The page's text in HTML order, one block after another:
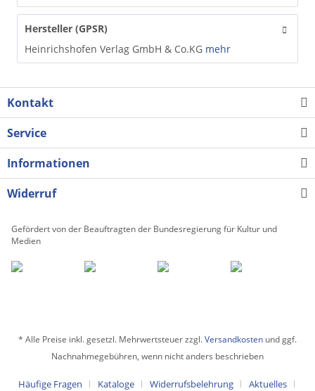
Hersteller (GPSR)
Heinrichshofen Verlag GmbH & Co.KG mehr
Kontakt
Service
Informationen
Widerruf
Gefördert von der Beauftragten der Bundesregierung für Kultur und
Medien
* Alle Preise inkl. gesetzl. Mehrwertsteuer zzgl.Versandkosten und ggf.
Nachnahmegebühren, wenn nicht anders beschrieben
Häufige Fragen Kataloge Widerrufsbelehrung Aktuelles